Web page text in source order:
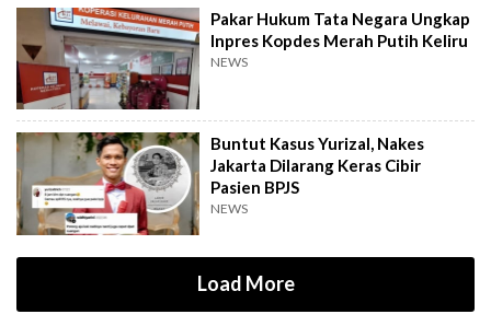
Pakar Hukum Tata Negara Ungkap
Inpres Kopdes Merah Putih Keliru
NEWS
Buntut Kasus Yurizal, Nakes
Jakarta Dilarang Keras Cibir
Pasien BPJS
NEWS
Load More